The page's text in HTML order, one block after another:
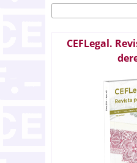
Formulario
Buscar
CEFLegal.